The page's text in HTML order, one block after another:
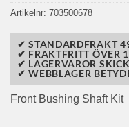
Artikelnr: 703500678
✔ STANDARDFRAKT
✔ FRAKTFRITT ÖVER
✔ LAGERVAROR
✔ WEBBLAGER
Front Bushing Shaft Kit